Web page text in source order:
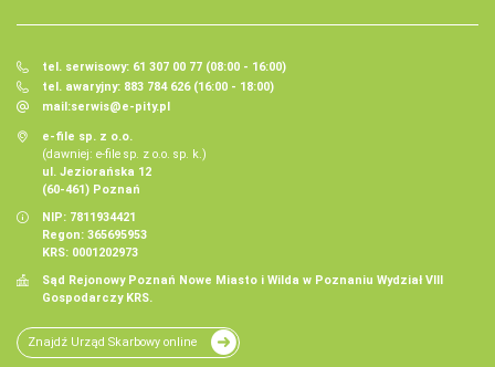
tel. serwisowy: 61 307 00 77 (08:00 - 16:00)
tel. awaryjny: 883 784 626 (16:00 - 18:00)
mail:serwis@e-pity.pl
e-file sp. z o.o.
(dawniej: e-file sp. z o.o. sp. k.)
ul. Jeziorańska 12
(60-461) Poznań
NIP: 7811934421
Regon: 365695953
KRS: 0001202973
Sąd Rejonowy Poznań Nowe Miasto i Wilda w Poznaniu Wydział VIII
Gospodarczy KRS.
Znajdź Urząd Skarbowy online